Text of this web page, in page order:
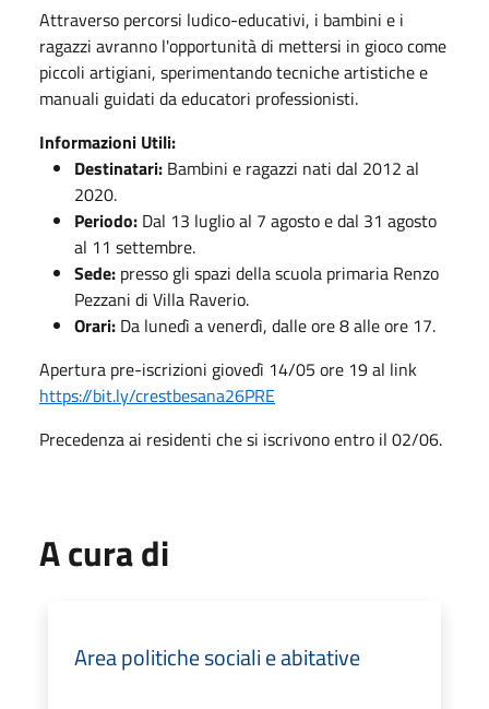
Attraverso percorsi ludico-educativi, i bambini e i
ragazzi avranno l'opportunità di mettersi in gioco come
piccoli artigiani, sperimentando tecniche artistiche e
manuali guidati da educatori professionisti.
Informazioni Utili:
Destinatari: Bambini e ragazzi nati dal 2012 al
2020.
Periodo: Dal 13 luglio al 7 agosto e dal 31 agosto
al 11 settembre.
Sede: presso gli spazi della scuola primaria Renzo
Pezzani di Villa Raverio.
Orari: Da lunedì a venerdì, dalle ore 8 alle ore 17.
Apertura pre-iscrizioni giovedì 14/05 ore 19 al link
https://bit.ly/crestbesana26PRE
Precedenza ai residenti che si iscrivono entro il 02/06.
A cura di
Area politiche sociali e abitative